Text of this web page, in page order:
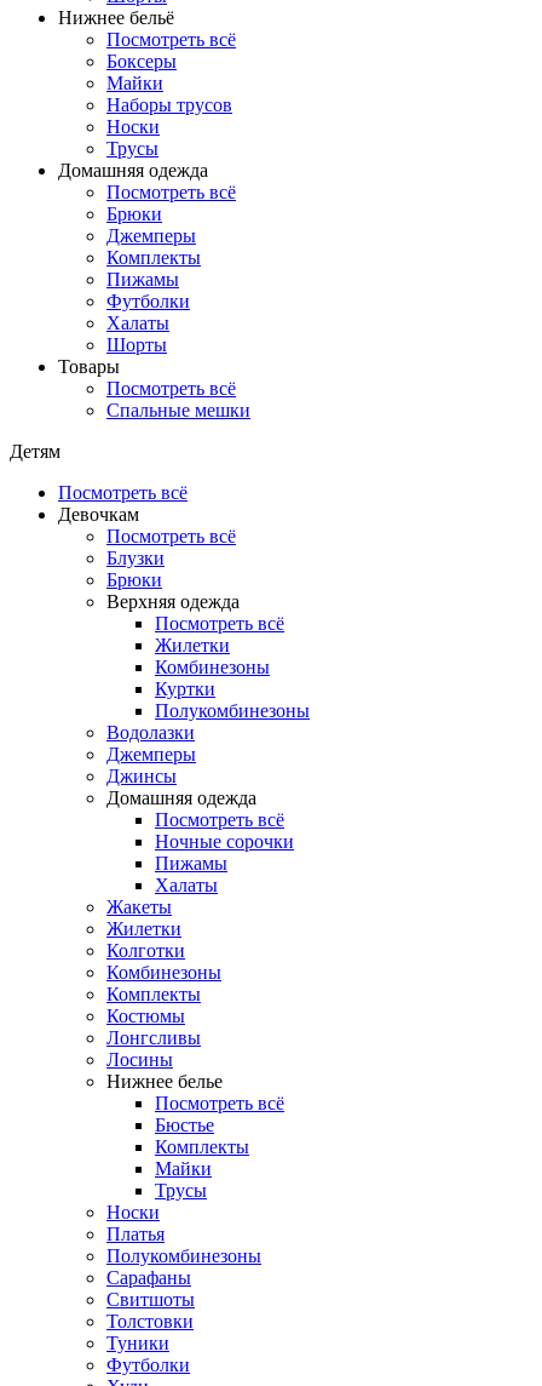
Нижнее бельё
Посмотреть всё
Боксеры
Майки
Наборы трусов
Носки
Трусы
Домашняя одежда
Посмотреть всё
Брюки
Джемперы
Комплекты
Пижамы
Футболки
Халаты
Шорты
Товары
Посмотреть всё
Спальные мешки
Детям
Посмотреть всё
Девочкам
Посмотреть всё
Блузки
Брюки
Верхняя одежда
Посмотреть всё
Жилетки
Комбинезоны
Куртки
Полукомбинезоны
Водолазки
Джемперы
Джинсы
Домашняя одежда
Посмотреть всё
Ночные сорочки
Пижамы
Халаты
Жакеты
Жилетки
Колготки
Комбинезоны
Комплекты
Костюмы
Лонгсливы
Лосины
Нижнее белье
Посмотреть всё
Бюстье
Комплекты
Майки
Трусы
Носки
Платья
Полукомбинезоны
Сарафаны
Свитшоты
Толстовки
Туники
Футболки